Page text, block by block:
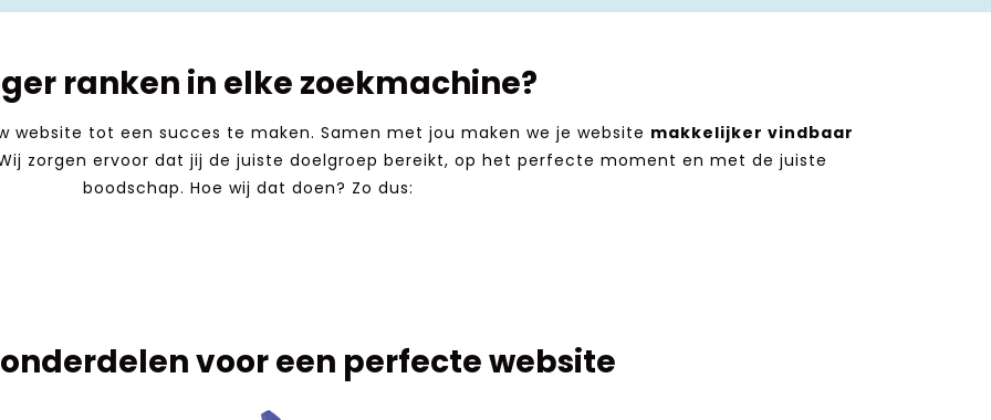
ranken in elke zoekmachine?
website tot een succes te maken. Samen met jou maken we je website makkelijker vindbaar
zorgen ervoor dat jij de juiste doelgroep bereikt, op het perfecte moment en met de juiste
boodschap. Hoe wij dat doen? Zo dus:
voor een perfecte website